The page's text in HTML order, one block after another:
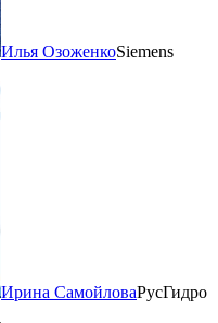
Илья ОзоженкоSiemens
Ирина СамойловаРусГидро